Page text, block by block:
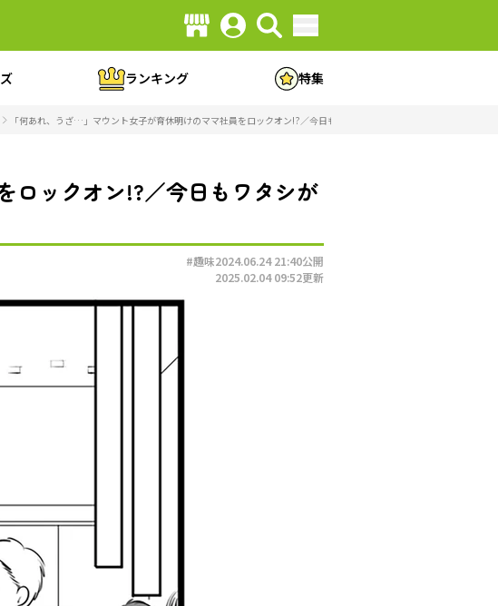
ランキング 特集
「何あれ、うざ…」マウント女子が育休明けのママ社員をロックオン!?／今日もワタシが一番カワイイ（1）（画像19/
ロックオン!?／今日もワタシが
#趣味2024.06.24 21:40公開
2025.02.04 09:52更新